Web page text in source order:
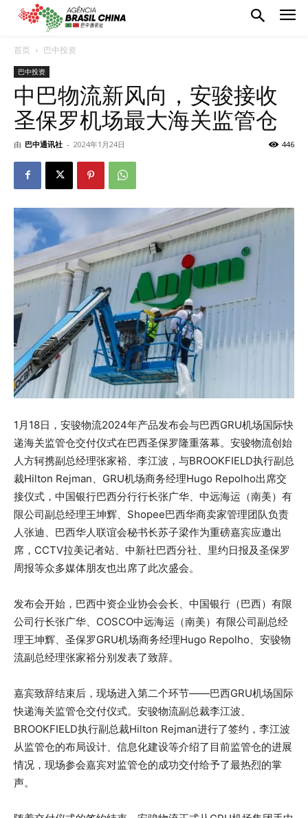
首页 巴中投资
巴中投资
中巴物流新风向，安骏接收
圣保罗机场最大海关监管仓
由 巴中通讯社 - 2024年1月24日 446
1月18日，安骏物流2024年产品发布会与巴西GRU机场国际快
递海关监管仓交付仪式在巴西圣保罗隆重落幕。安骏物流创始
人方轲携副总经理张家裕、李江波，与BROOKFIELD执行副总
裁Hilton Rejman、GRU机场商务经理Hugo Repolho出席交
接仪式，中国银行巴西分行行长张广华、中远海运（南美）有
限公司副总经理王坤辉、Shopee巴西华商卖家管理团队负责
人张迪、巴西华人联谊会秘书长苏子梁作为重磅嘉宾应邀出
席，CCTV拉美记者站、中新社巴西分社、里约日报及圣保罗
周报等众多媒体朋友也出席了此次盛会。
发布会开始，巴西中资企业协会会长、中国银行（巴西）有限
公司行长张广华、COSCO中远海运（南美）有限公司副总经
理王坤辉、圣保罗GRU机场商务经理Hugo Repolho、安骏物
流副总经理张家裕分别发表了致辞。
嘉宾致辞结束后，现场进入第二个环节——巴西GRU机场国际
快递海关监管仓交付仪式。安骏物流副总裁李江波、
BROOKFIELD执行副总裁Hilton Rejman进行了签约，李江波
从监管仓的布局设计、信息化建设等介绍了目前监管仓的进展
情况，现场参会嘉宾对监管仓的成功交付给予了最热烈的掌
声。